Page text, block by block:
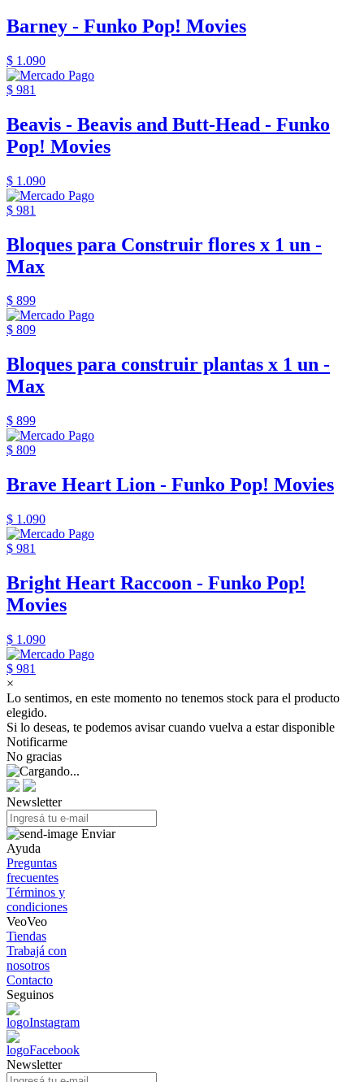
Barney - Funko Pop! Movies
$ 1.090
$ 981
Beavis - Beavis and Butt-Head - Funko
Pop! Movies
$ 1.090
$ 981
Bloques para Construir flores x 1 un -
Max
$ 899
$ 809
Bloques para construir plantas x 1 un -
Max
$ 899
$ 809
Brave Heart Lion - Funko Pop! Movies
$ 1.090
$ 981
Bright Heart Raccoon - Funko Pop!
Movies
$ 1.090
$ 981
×
Lo sentimos, en este momento no tenemos stock para el producto
elegido.
Si lo deseas, te podemos avisar cuando vuelva a estar disponible
Notificarme
No gracias
Newsletter
Enviar
Ayuda
Preguntas
frecuentes
Términos y
condiciones
VeoVeo
Tiendas
Trabajá con
nosotros
Contacto
Seguinos
Newsletter